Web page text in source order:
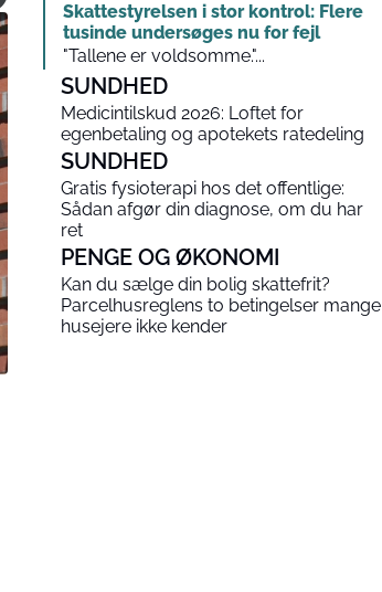
Skattestyrelsen i stor kontrol: Flere
tusinde undersøges nu for fejl
"Tallene er voldsomme."...
SUNDHED
Medicintilskud 2026: Loftet for
egenbetaling og apotekets ratedeling
SUNDHED
Gratis fysioterapi hos det offentlige:
Sådan afgør din diagnose, om du har
ret
PENGE OG ØKONOMI
Kan du sælge din bolig skattefrit?
Parcelhusreglens to betingelser mange
husejere ikke kender